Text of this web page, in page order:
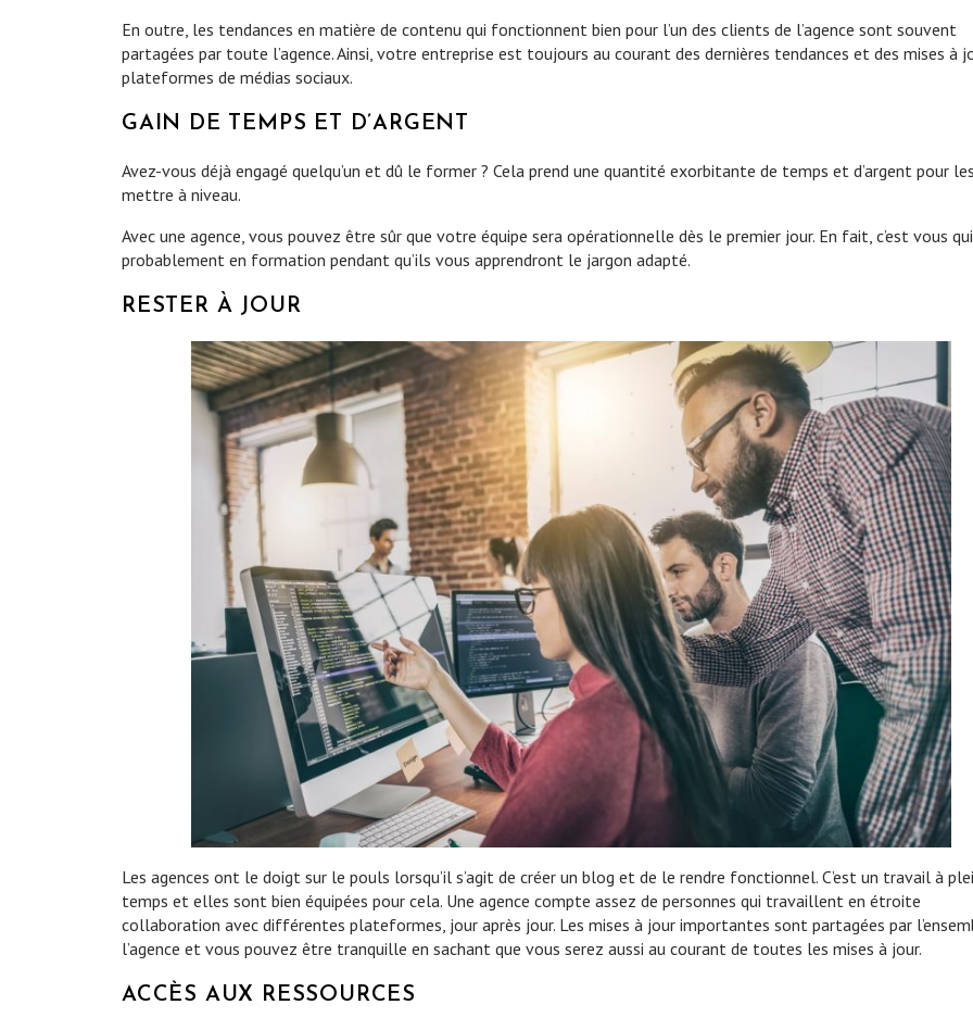
En outre, les tendances en matière de contenu qui fonctionnent bien pour l’un des clients de l’agence sont souvent
partagées par toute l’agence. Ainsi, votre entreprise est toujours au courant des dernières tendances et des mises à
plateformes de médias sociaux.
GAIN DE TEMPS ET D’ARGENT
Avez-vous déjà engagé quelqu’un et dû le former ? Cela prend une quantité exorbitante de temps et d’argent pour les
mettre à niveau.
Avec une agence, vous pouvez être sûr que votre équipe sera opérationnelle dès le premier jour. En fait, c’est vous
probablement en formation pendant qu’ils vous apprendront le jargon adapté.
RESTER À JOUR
Les agences ont le doigt sur le pouls lorsqu’il s’agit de créer un blog et de le rendre fonctionnel. C’est un travail à
temps et elles sont bien équipées pour cela. Une agence compte assez de personnes qui travaillent en étroite
collaboration avec différentes plateformes, jour après jour. Les mises à jour importantes sont partagées par
l’agence et vous pouvez être tranquille en sachant que vous serez aussi au courant de toutes les mises à jour.
ACCÈS AUX RESSOURCES